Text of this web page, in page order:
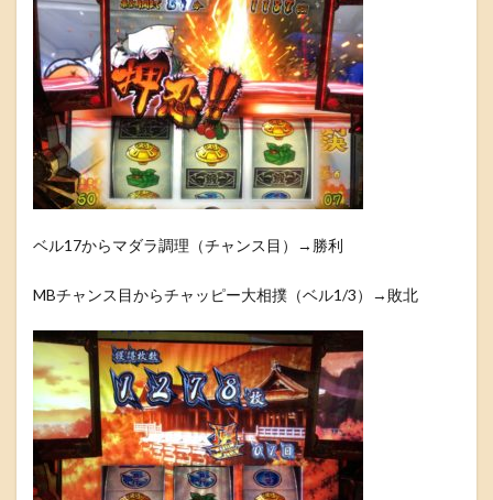
ベル17からマダラ調理（チャンス目）→勝利
MBチャンス目からチャッピー大相撲（ベル1/3）→敗北